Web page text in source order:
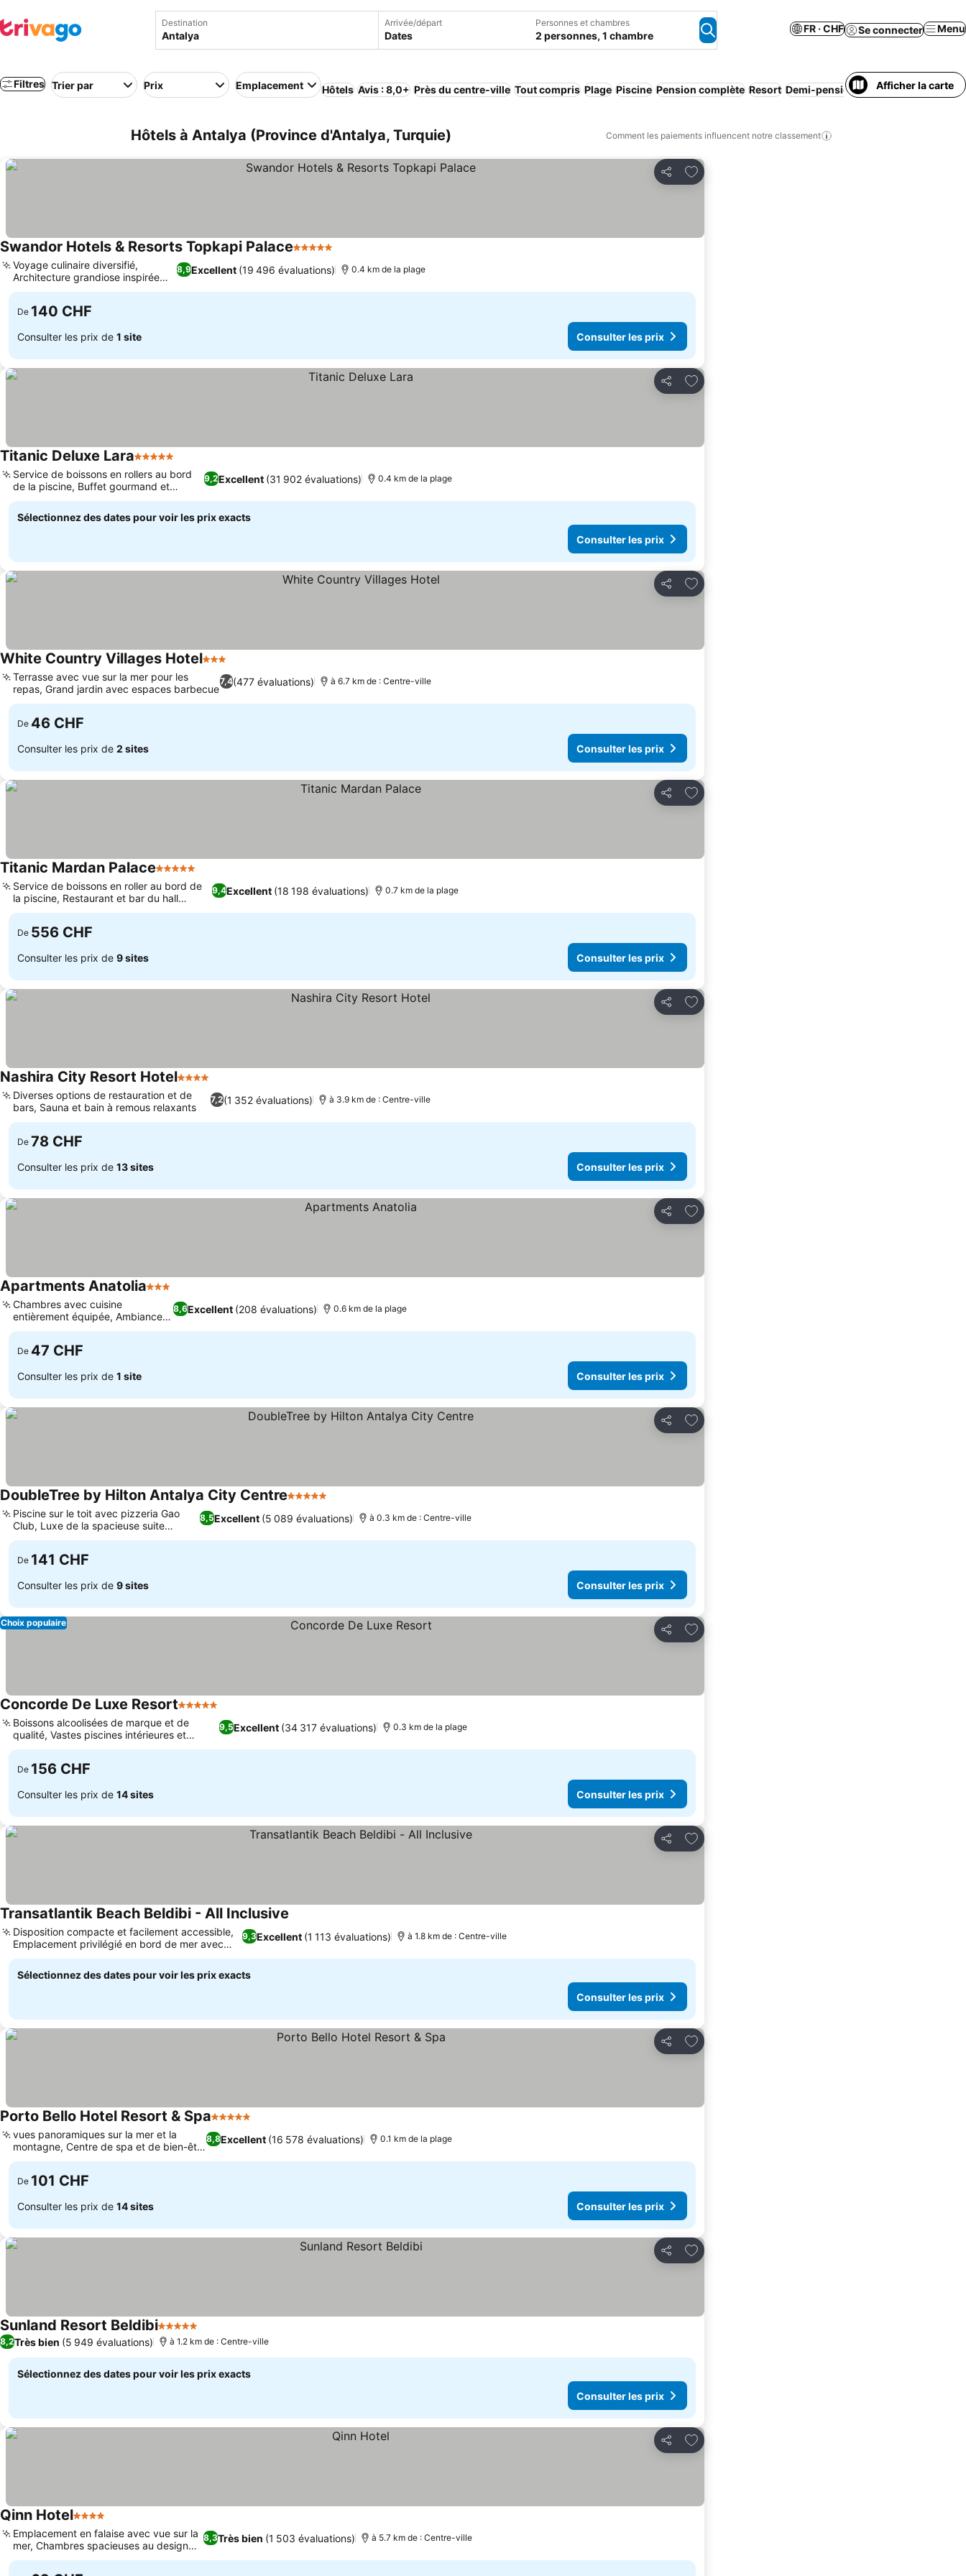
Destination Arrivée/départ
Dates
Personnes et chambres
2 personnes, 1 chambre
FR · CHF Se connecter Menu
Filtres Trier par Prix Emplacement Hôtels Avis : 8,0+ Près du centre-ville Tout compris Plage Piscine Pension complète Resort Demi-pension Appart'hôtel Petit-
Afficher la carte
Hôtels à Antalya (Province d'Antalya, Turquie) Comment les paiements influencent notre classement
Partager
Ajouter à mes favoris
Swandor Hotels & Resorts Topkapi Palace5 Étoiles
8,9Excellent (19 496 évaluations)
Voyage culinaire diversifié,
Architecture grandiose inspirée
des palais
0.4 km de la plage
De 140 CHF
Consulter les prix de 1 site Consulter les prix
Partager
Ajouter à mes favoris
Titanic Deluxe Lara5 Étoiles
9,2Excellent (31 902 évaluations)
Service de boissons en rollers au bord
de la piscine, Buffet gourmand et
cuisine variée
0.4 km de la plage
Sélectionnez des dates pour voir les prix exacts
Consulter les prix
Partager
Ajouter à mes favoris
White Country Villages Hotel3 Étoiles
7,4(477 évaluations)
Terrasse avec vue sur la mer pour les
repas, Grand jardin avec espaces barbecue
à 6.7 km de : Centre-ville
De 46 CHF
Consulter les prix de 2 sites Consulter les prix
Partager
Ajouter à mes favoris
Titanic Mardan Palace5 Étoiles
9,4Excellent (18 198 évaluations)
Service de boissons en roller au bord de
la piscine, Restaurant et bar du hall
ouverts 24h/24
0.7 km de la plage
De 556 CHF
Consulter les prix de 9 sites Consulter les prix
Partager
Ajouter à mes favoris
Nashira City Resort Hotel4 Étoiles
7,2(1 352 évaluations)
Diverses options de restauration et de
bars, Sauna et bain à remous relaxants
à 3.9 km de : Centre-ville
De 78 CHF
Consulter les prix de 13 sites Consulter les prix
Partager
Ajouter à mes favoris
Apartments Anatolia3 Étoiles
8,6Excellent (208 évaluations)
Chambres avec cuisine
entièrement équipée, Ambiance
familiale
0.6 km de la plage
De 47 CHF
Consulter les prix de 1 site Consulter les prix
Partager
Ajouter à mes favoris
DoubleTree by Hilton Antalya City Centre5 Étoiles
8,5Excellent (5 089 évaluations)
Piscine sur le toit avec pizzeria Gao
Club, Luxe de la spacieuse suite
présidentielle
à 0.3 km de : Centre-ville
De 141 CHF
Consulter les prix de 9 sites Consulter les prix
Partager
Ajouter à mes favoris
Choix populaire
Concorde De Luxe Resort5 Étoiles
9,5Excellent (34 317 évaluations)
Boissons alcoolisées de marque et de
qualité, Vastes piscines intérieures et
extérieures chauffées
0.3 km de la plage
De 156 CHF
Consulter les prix de 14 sites Consulter les prix
Partager
Ajouter à mes favoris
Transatlantik Beach Beldibi - All Inclusive
9,3Excellent (1 113 évaluations)
Disposition compacte et facilement accessible,
Emplacement privilégié en bord de mer avec
vue sur la montagne
à 1.8 km de : Centre-ville
Sélectionnez des dates pour voir les prix exacts
Consulter les prix
Partager
Ajouter à mes favoris
Porto Bello Hotel Resort & Spa5 Étoiles
8,8Excellent (16 578 évaluations)
vues panoramiques sur la mer et la
montagne, Centre de spa et de bien-être
régénérant
0.1 km de la plage
De 101 CHF
Consulter les prix de 14 sites Consulter les prix
Partager
Ajouter à mes favoris
Sunland Resort Beldibi5 Étoiles
8,2Très bien (5 949 évaluations) à 1.2 km de : Centre-ville
Sélectionnez des dates pour voir les prix exacts
Consulter les prix
Partager
Ajouter à mes favoris
Qinn Hotel4 Étoiles
8,3Très bien (1 503 évaluations)
Emplacement en falaise avec vue sur la
mer, Chambres spacieuses au design
unique
à 5.7 km de : Centre-ville